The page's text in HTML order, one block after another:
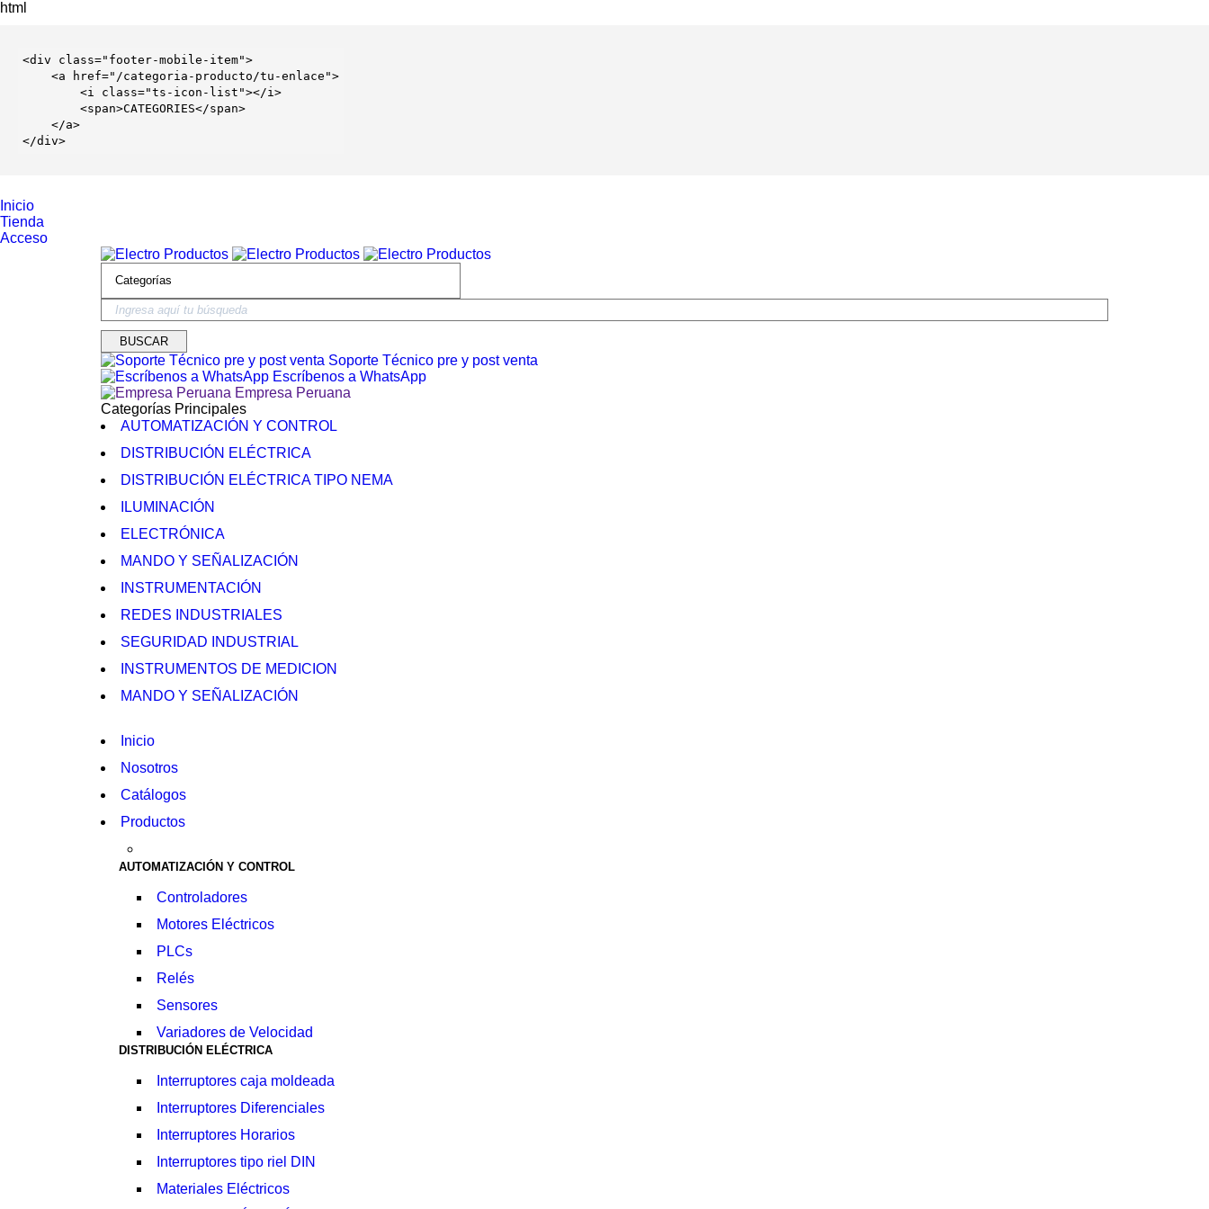
html
<div class="footer-mobile-item">
    <
a href="/categoria-producto/tu-enlace">
        <
i class="ts-icon-list"></i>
        <
span>CATEGORIES</span>
    </
a>
</div>
Inicio
Tienda
Acceso
Soporte Técnico pre y post venta
Escríbenos a WhatsApp
Empresa Peruana
Categorías Principales
AUTOMATIZACIÓN Y CONTROL
DISTRIBUCIÓN ELÉCTRICA
DISTRIBUCIÓN ELÉCTRICA TIPO NEMA
ILUMINACIÓN
ELECTRÓNICA
MANDO Y SEÑALIZACIÓN
INSTRUMENTACIÓN
REDES INDUSTRIALES
SEGURIDAD INDUSTRIAL
INSTRUMENTOS DE MEDICION
MANDO Y SEÑALIZACIÓN
Inicio
Nosotros
Catálogos
Productos
AUTOMATIZACIÓN Y CONTROL
Controladores
Motores Eléctricos
PLCs
Relés
Sensores
Variadores de Velocidad
DISTRIBUCIÓN ELÉCTRICA
Interruptores caja moldeada
Interruptores Diferenciales
Interruptores Horarios
Interruptores tipo riel DIN
Materiales Eléctricos